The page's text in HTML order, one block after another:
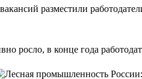
разместили
росло, в конце года